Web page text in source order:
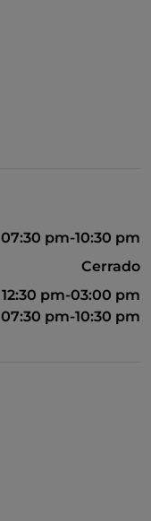
07:30 pm-10:30 pm
Cerrado
12:30 pm-03:00 pm
07:30 pm-10:30 pm